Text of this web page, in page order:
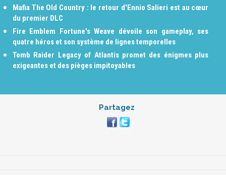
Mafia The Old Country : le retour d'Ennio Salieri est au cœur
du premier DLC
Fire Emblem Fortune's Weave dévoile son gameplay, ses
quatre héros et son système de lignes temporelles
Tomb Raider Legacy of Atlantis promet des énigmes plus
exigeantes et des pièges impitoyables
Partagez